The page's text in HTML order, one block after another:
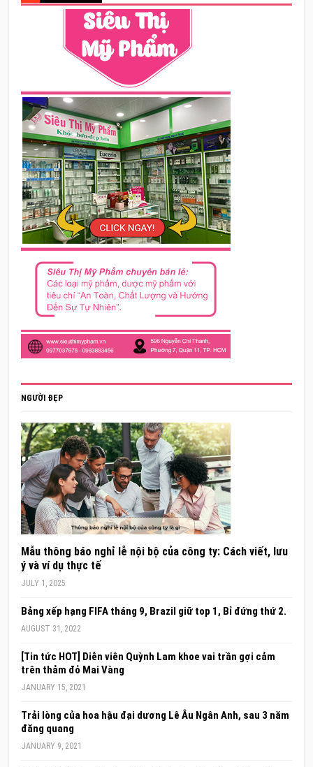
NGƯỜI ĐẸP
Mẫu thông báo nghỉ lễ nội bộ của công ty: Cách viết, lưu
ý và ví dụ thực tế
JULY 1, 2025
Bảng xếp hạng FIFA tháng 9, Brazil giữ top 1, Bỉ đứng thứ 2.
AUGUST 31, 2022
[Tin tức HOT] Diễn viên Quỳnh Lam khoe vai trần gợi cảm
trên thảm đỏ Mai Vàng
JANUARY 15, 2021
Trải lòng của hoa hậu đại dương Lê Âu Ngân Anh, sau 3 năm
đăng quang
JANUARY 9, 2021